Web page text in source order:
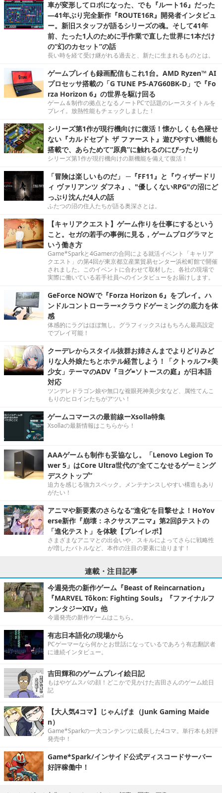
車が変形してロボになった、でも『ルート16』だった
―41年ぶり完全新作『ROUTE16R』開発者インタビュ
ー。新旧スタッフが語るシリーズの魂。そして41年
前、たった1人のために手作業で直した世界に1本だけ
の“幻のカセット”の話
長い時を経て受け継がれる過去と、新たに生まれるものとは。
ゲームプレイも録画配信もこれ1台。AMD Ryzen™ AI
プロセッサ搭載の「G TUNE P5-A7G60BK-D」で『Fo
rza Horizon 6』の世界を駆け回る
ゲーム＆制作の拠点となるノートPCで話題のレースタイトルを
プレイ。放熱性能もチェックしました！
シリーズ第1作が現行機向けに復活！懐かしくも色褪せ
ない『カルドセプト ザ ファースト』遊びやすい機能も
搭載で、あらためて“原典”に触れるのにぴったり
シリーズ第1作が現行機向けの新機能を備えて復活！
「冒険は楽しいものだ」 ─『FF11』と『ウィザードリ
ィ ヴァリアンツ ダフネ』、"優しくないRPG"の沼にど
っぷり沈んだ4人の話
ふたつの沼の住人たちが語る奥深さとは。
【キャリアクエスト】ゲーム作りを仕事にするという
こと。セガの若手の事例に見る，ゲームプログラマと
いう働き方
Game*Sparkと4Gamerの合同による就活イベント「キャリア
クエスト」の第4回が東京都立産業貿易センター浜松町館で開催
されました。このイベントに合わせて取材した、各社の現場で
実際に働いている若手社員へのインタビューをお届けします。
GeForce NOWで『Forza Horizon 6』をプレイ。ハ
ンドルコントローラー×クラウドゲーミングの底力を体
感
体感的にラグはほぼ無し。グラフィックスはもちろん最高設定
でプレイ可能！
クーデレからスタイル抜群お姉さんまでよりどりみど
りな人外娘たちとホテル経営しよう！「クトゥルフ×美
少女」テーマのADV『ヨグ=ソトースの庭』が日本語
対応
ツンデレドラゴン娘や無口な複眼死神美少女など、属性てんこ
もりのヒロインたちがアツい！
ゲームコマースの最前線ーXsolla特集
Xsollaの最新情報はこちらから！
AAAゲームも制作も妥協なし。「Lenovo Legion To
wer 5」はCore Ultra世代の“全てこなせるゲーミング
デスクトップ”
迫力を感じる強力スペック。メンテナンスしやすい構造もあり
がたい！
アニマや新要素のさらなる“進化”を目撃せよ！HoYov
erse新作『崩壊：ネクサスアニマ』第2回βテストの
「進化テスト」を体験【プレイレポ】
さまざまなアニマとの出会いや、スキルによってさらに戦略性
が増したバトルなど、本作の注目の要素に迫ります！
連載・注目記事
今週発売の新作ゲーム『Beast of Reincarnation』
『MARVEL Tōkon: Fighting Souls』『ファイナルフ
ァンタジーXIV』他
今週発売の新作ゲームはこちら。
有志日本語化の現場から
PCゲーマーなら何かとお世話になっているであろう有志翻訳者
に連続インタビュー。
吉田輝和のゲームプレイ絵日記
もはやゲムスパの顔！どこかで見かけた吉田さんのゲーム絵日
記
【大人気4コマ】じゃんげま（Junk Gaming Maide
n）
Game*Sparkの一大コンテンツに成長した4コマ。単行本も好評
発売中！
Game*Spark/インサイド公式ディスコードサーバー
好評稼働中！